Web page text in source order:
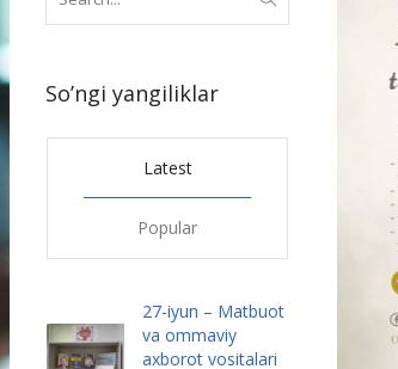
So’ngi yangiliklar
Latest
Popular
27-iyun – Matbuot
va ommaviy
axborot vositalari